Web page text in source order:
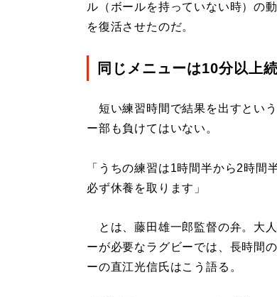
ル（ボールを持っていない時）の
を復活させたのだ。
同じメニューは10分以上
短い練習時間で結果を出すとい
ー部も負けてはいない。
「うちの練習は1時間半から2時間
必ず休養を取ります」
とは、藤田雄一郎監督の弁。大
ーが必要なラグビーでは、長時間
ーの直江光信氏はこう語る。